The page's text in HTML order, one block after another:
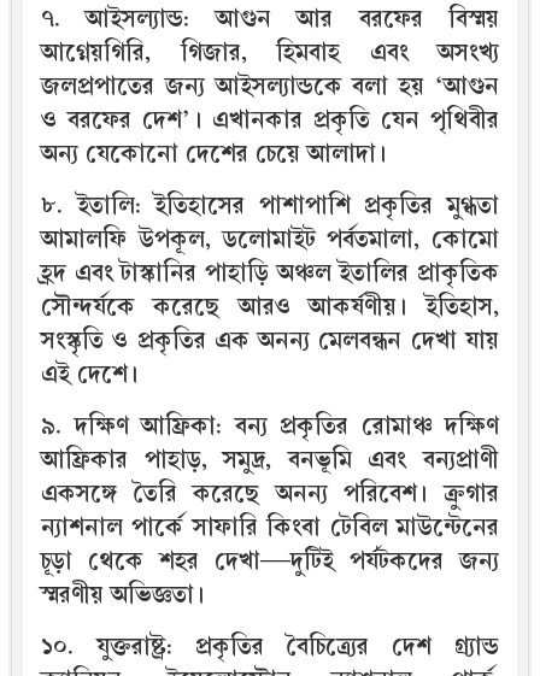
৭. আইসল্যান্ড: আগুন আর বরফের বিস্ময়
আগ্নেয়গিরি, গিজার, হিমবাহ এবং অসংখ্য
জলপ্রপাতের জন্য আইসল্যান্ডকে বলা হয় ‘আগুন
ও বরফের দেশ’। এখানকার প্রকৃতি যেন পৃথিবীর
অন্য যেকোনো দেশের চেয়ে আলাদা।
৮. ইতালি: ইতিহাসের পাশাপাশি প্রকৃতির মুগ্ধতা
আমালফি উপকূল, ডলোমাইট পর্বতমালা, কোমো
হ্রদ এবং টাস্কানির পাহাড়ি অঞ্চল ইতালির প্রাকৃতিক
সৌন্দর্যকে করেছে আরও আকর্ষণীয়। ইতিহাস,
সংস্কৃতি ও প্রকৃতির এক অনন্য মেলবন্ধন দেখা যায়
এই দেশে।
৯. দক্ষিণ আফ্রিকা: বন্য প্রকৃতির রোমাঞ্চ দক্ষিণ
আফ্রিকার পাহাড়, সমুদ্র, বনভূমি এবং বন্যপ্রাণী
একসঙ্গে তৈরি করেছে অনন্য পরিবেশ। ক্রুগার
ন্যাশনাল পার্কে সাফারি কিংবা টেবিল মাউন্টেনের
চূড়া থেকে শহর দেখা—দুটিই পর্যটকদের জন্য
স্মরণীয় অভিজ্ঞতা।
১০. যুক্তরাষ্ট্র: প্রকৃতির বৈচিত্র্যের দেশ গ্র্যান্ড